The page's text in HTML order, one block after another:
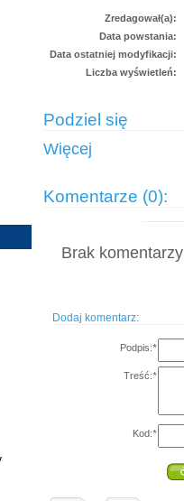
Zredagował(a):
Data powstania:
Data ostatniej modyfikacji:
Liczba wyświetleń:
Podziel się
Więcej
Komentarze (0):
Brak
Dodaj komentarz:
Podpis:*
Treść:*
Kod:*